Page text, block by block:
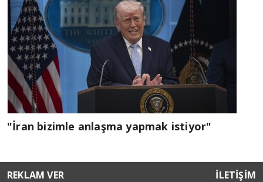
"İran bizimle anlaşma yapmak istiyor"
REKLAM VER İLETİŞİM